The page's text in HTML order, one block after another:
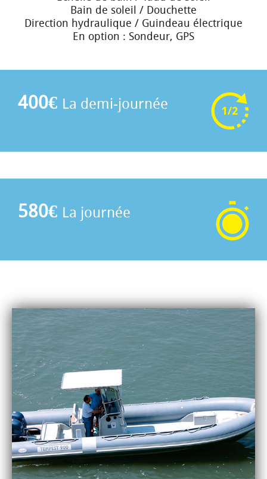
Bain de soleil / Douchette
Direction hydraulique / Guindeau électrique
En option : Sondeur, GPS
400€ La demi-journée
580€ La journée